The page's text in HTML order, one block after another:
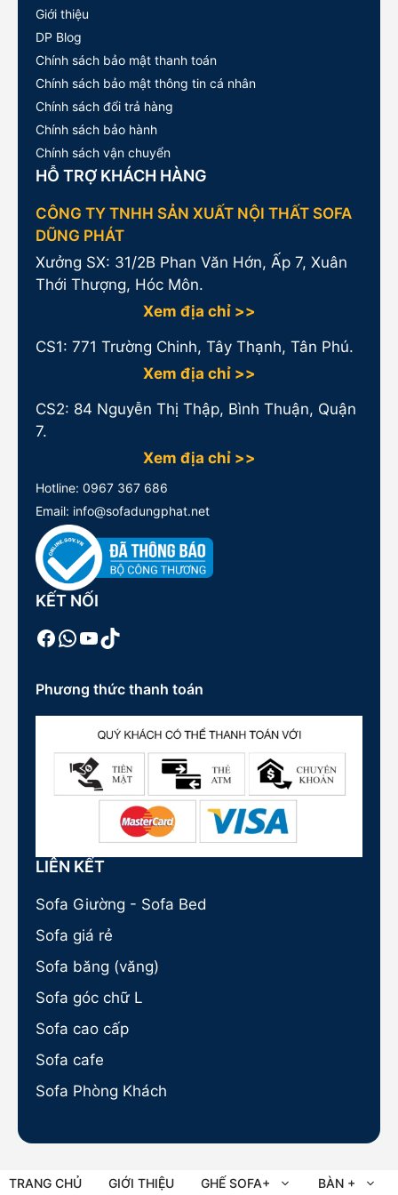
Giới thiệu
DP Blog
Chính sách bảo mật thanh toán
Chính sách bảo mật thông tin cá nhân
Chính sách đổi trả hàng
Chính sách bảo hành
Chính sách vận chuyển
HỖ TRỢ KHÁCH HÀNG
CÔNG TY TNHH SẢN XUẤT NỘI THẤT SOFA
DŨNG PHÁT
Xưởng SX: 31/2B Phan Văn Hớn, Ấp 7, Xuân
Thới Thượng, Hóc Môn.
Xem địa chỉ >>
CS1: 771 Trường Chinh, Tây Thạnh, Tân Phú.
Xem địa chỉ >>
CS2: 84 Nguyễn Thị Thập, Bình Thuận, Quận
7.
Xem địa chỉ >>
Hotline: 0967 367 686
Email: info@sofadungphat.net
KẾT NỐI
Facebook
WhatsApp
Youtube
TikTok
Phương thức thanh toán
LIÊN KẾT
Sofa Giường - Sofa Bed
Sofa giá rẻ
Sofa băng (văng)
Sofa góc chữ L
Sofa cao cấp
Sofa cafe
Sofa Phòng Khách
TRANG CHỦ GIỚI THIỆU GHẾ SOFA+ BÀN +